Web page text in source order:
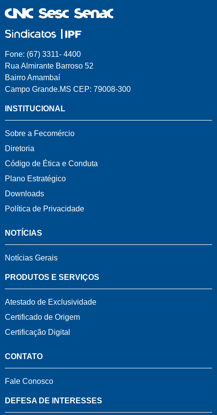
Fone: (67) 3311- 4400
Rua Almirante Barroso 52
Bairro Amambaí
Campo Grande.MS CEP: 79008-300
INSTITUCIONAL
Sobre a Fecomércio
Diretoria
Código de Ética e Conduta
Plano Estratégico
Downloads
Política de Privacidade
NOTÍCIAS
Notícias Gerais
PRODUTOS E SERVIÇOS
Atestado de Exclusividade
Certificado de Origem
Certificação Digital
CONTATO
Fale Conosco
DEFESA DE INTERESSES